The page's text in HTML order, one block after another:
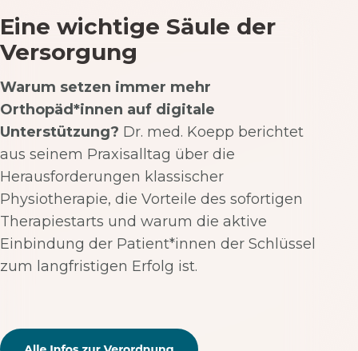
Eine wichtige Säule der
Versorgung
Warum setzen immer mehr
Orthopäd*innen auf digitale
Unterstützung? Dr. med. Koepp berichtet
aus seinem Praxisalltag über die
Herausforderungen klassischer
Physiotherapie, die Vorteile des sofortigen
Therapiestarts und warum die aktive
Einbindung der Patient*innen der Schlüssel
zum langfristigen Erfolg ist.